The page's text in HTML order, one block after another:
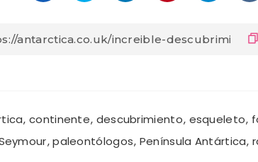
,continente, descubrimiento, esqueleto,
,paleontólogos, Península Antártica,